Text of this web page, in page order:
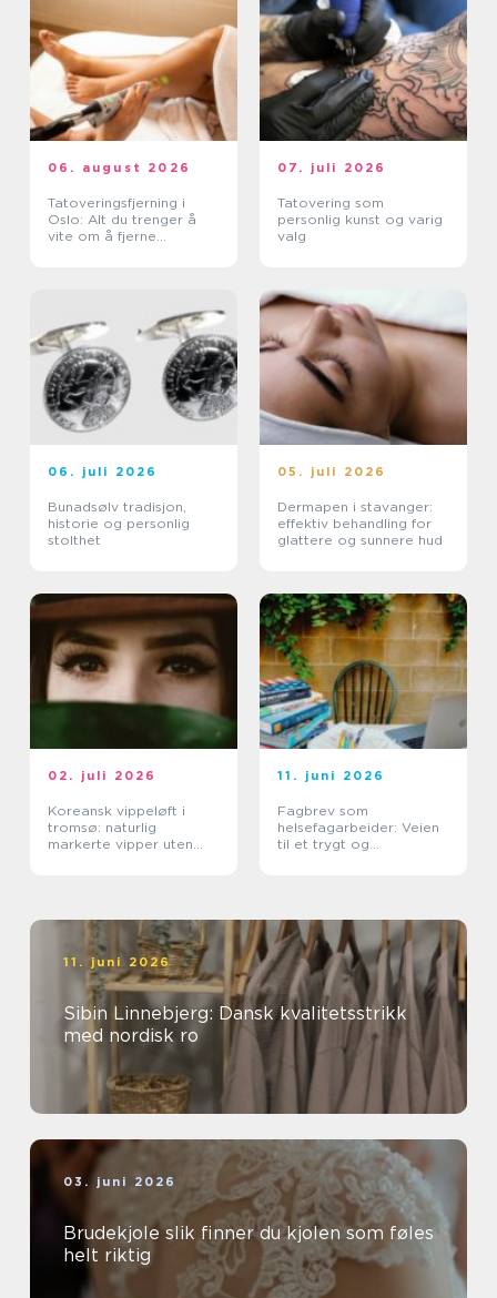
06. august 2026
Tatoveringsfjerning i
Oslo: Alt du trenger å
vite om å fjerne
07. juli 2026
Tatovering som
personlig kunst og varig
valg
06. juli 2026
Bunadsølv tradisjon,
historie og personlig
stolthet
05. juli 2026
Dermapen i stavanger:
effektiv behandling for
glattere og sunnere hud
02. juli 2026
Koreansk vippeløft i
tromsø: naturlig
markerte vipper uten
11. juni 2026
Fagbrev som
helsefagarbeider: Veien
til et trygt og
11. juni 2026
Sibin Linnebjerg: Dansk kvalitetsstrikk
med nordisk ro
03. juni 2026
Brudekjole slik finner du kjolen som føles
helt riktig